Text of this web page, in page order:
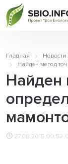
Главная Новости
Найден метод
Найден
27.08.2015 00:52